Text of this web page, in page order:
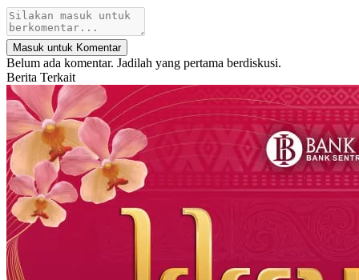
Masuk untuk Komentar
Belum ada komentar. Jadilah yang pertama berdiskusi.
Berita Terkait